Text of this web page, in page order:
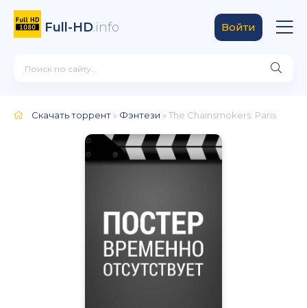
Full-HD.info Войти
Скачать торрент » Фэнтези » The Chainsmokers: Paris